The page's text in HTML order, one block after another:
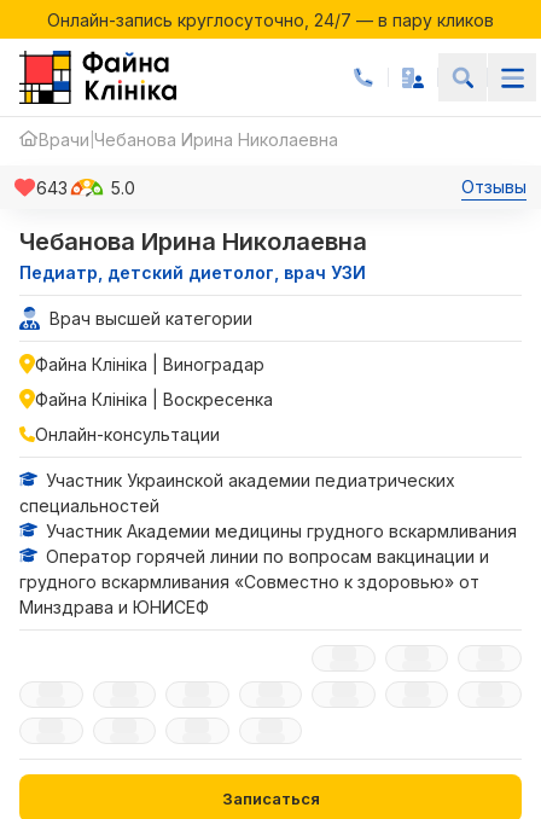
Онлайн-запись круглосуточно, 24/7 — в пару кликов
Онлайн-запись круглосуточно, 24/7 — в пару кликов
Врачи Чебанова Ирина Николаевна
643 5.0 Отзывы
Чебанова Ирина Николаевна
Педиатр, детский диетолог, врач УЗИ
Врач высшей категории
Файна Клініка | Виноградар
Файна Клініка | Воскресенка
Онлайн-консультации
Участник Украинской академии педиатрических
специальностей
Участник Академии медицины грудного вскармливания
Оператор горячей линии по вопросам вакцинации и
грудного вскармливания «Совместно к здоровью» от
Минздрава и ЮНИСЕФ
Записаться